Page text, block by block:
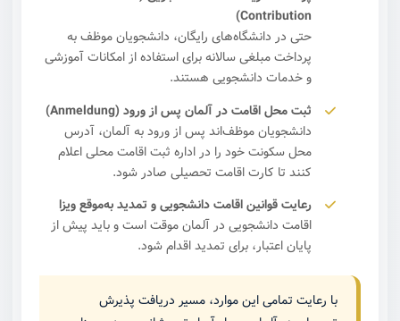
Contribution)
حتی در دانشگاه‌های رایگان، دانشجویان موظف به
پرداخت مبلغی سالانه برای استفاده از امکانات آموزشی
و خدمات دانشجویی هستند.
ثبت محل اقامت در آلمان پس از ورود (Anmeldung)
دانشجویان موظف‌اند پس از ورود به آلمان، آدرس
محل سکونت خود را در اداره ثبت اقامت محلی اعلام
کنند تا کارت اقامت تحصیلی صادر شود.
رعایت قوانین اقامت دانشجویی و تمدید به‌موقع ویزا
اقامت دانشجویی در آلمان موقت است و باید پیش از
پایان اعتبار، برای تمدید اقدام شود.
با رعایت تمامی این موارد، مسیر دریافت پذیرش